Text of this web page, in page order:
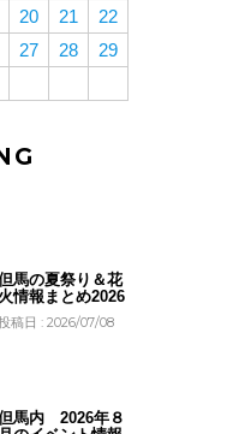
20 21
22
27 28
29
馬の夏祭り＆花
火情報まとめ2026
稿日 : 2026/07/08
馬内 2026年８